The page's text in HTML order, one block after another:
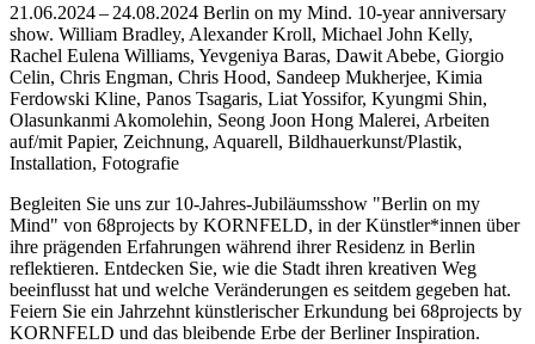
21.06.2024 – 24.08.2024 Berlin on my Mind. 10-year anniversary
show. William Bradley, Alexander Kroll, Michael John Kelly,
Rachel Eulena Williams, Yevgeniya Baras, Dawit Abebe, Giorgio
Celin, Chris Engman, Chris Hood, Sandeep Mukherjee, Kimia
Ferdowski Kline, Panos Tsagaris, Liat Yossifor, Kyungmi Shin,
Olasunkanmi Akomolehin, Seong Joon Hong Malerei, Arbeiten
auf/mit Papier, Zeichnung, Aquarell, Bildhauerkunst/Plastik,
Installation, Fotografie
Begleiten Sie uns zur 10-Jahres-Jubiläumsshow "Berlin on my
Mind" von 68projects by KORNFELD, in der Künstler*innen über
ihre prägenden Erfahrungen während ihrer Residenz in Berlin
reflektieren. Entdecken Sie, wie die Stadt ihren kreativen Weg
beeinflusst hat und welche Veränderungen es seitdem gegeben hat.
Feiern Sie ein Jahrzehnt künstlerischer Erkundung bei 68projects by
KORNFELD und das bleibende Erbe der Berliner Inspiration.